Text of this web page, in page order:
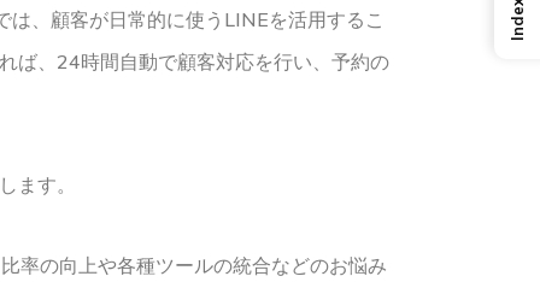
、顧客が日常的に使うLINEを活用するこ
ば、24時間自動で顧客対応を行い、予約の
ます。
率の向上や各種ツールの統合などのお悩み
Index